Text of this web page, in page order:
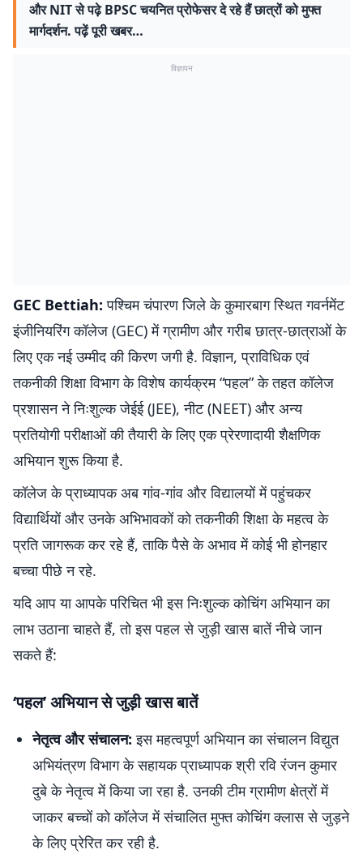
और NIT से पढ़े BPSC चयनित प्रोफेसर दे रहे हैं छात्रों को मुफ्त
मार्गदर्शन. पढ़ें पूरी खबर…
विज्ञापन
GEC Bettiah:पश्चिम चंपारण जिले के कुमारबाग स्थित गवर्नमेंट
इंजीनियरिंग कॉलेज (GEC) में ग्रामीण और गरीब छात्र-छात्राओं के
लिए एक नई उम्मीद की किरण जगी है. विज्ञान, प्राविधिक एवं
तकनीकी शिक्षा विभाग के विशेष कार्यक्रम “पहल” के तहत कॉलेज
प्रशासन ने निःशुल्क जेईई (JEE), नीट (NEET) और अन्य
प्रतियोगी परीक्षाओं की तैयारी के लिए एक प्रेरणादायी शैक्षणिक
अभियान शुरू किया है.
कॉलेज के प्राध्यापक अब गांव-गांव और विद्यालयों में पहुंचकर
विद्यार्थियों और उनके अभिभावकों को तकनीकी शिक्षा के महत्व के
प्रति जागरूक कर रहे हैं, ताकि पैसे के अभाव में कोई भी होनहार
बच्चा पीछे न रहे.
यदि आप या आपके परिचित भी इस निःशुल्क कोचिंग अभियान का
लाभ उठाना चाहते हैं, तो इस पहल से जुड़ी खास बातें नीचे जान
सकते हैं:
‘पहल’ अभियान से जुड़ी खास बातें
नेतृत्व और संचालन: इस महत्वपूर्ण अभियान का संचालन विद्युत
अभियंत्रण विभाग के सहायक प्राध्यापक श्री रवि रंजन कुमार
दुबे के नेतृत्व में किया जा रहा है. उनकी टीम ग्रामीण क्षेत्रों में
जाकर बच्चों को कॉलेज में संचालित मुफ्त कोचिंग क्लास से जुड़ने
के लिए प्रेरित कर रही है.